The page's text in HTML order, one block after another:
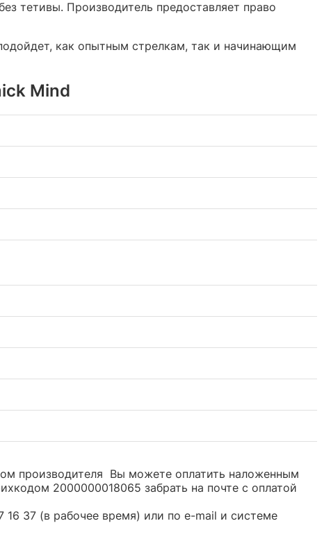
тетивы. Производитель предоставляет право
как опытным стрелкам, так и начинающим
Mind
производителя Вы можете оплатить наложенным
2000000018065 забрать на почте с оплатой
37 (в рабочее время) или по e-mail и системе